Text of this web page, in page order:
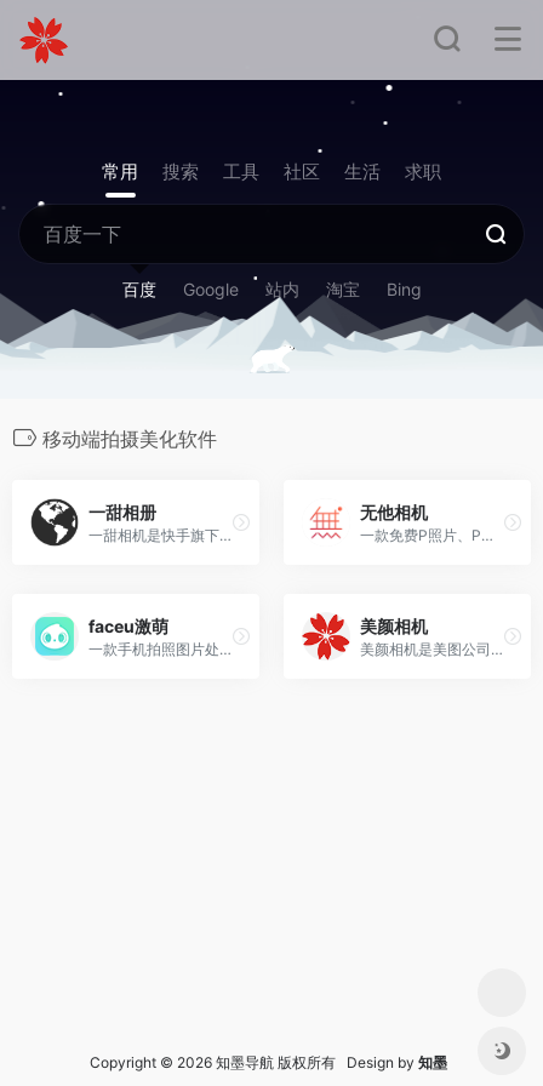
常用 搜索 工具 社区 生活 求职
百度 Google 站内 淘宝 Bing
移动端拍摄美化软件
一甜相册
一甜相机是快手旗下的一款多功能拍摄软件
无他相机
一款免费P照片、P视频的相机软件
faceu激萌
一款手机拍照图片处理软件
美颜相机
美颜相机是美图公司推出的一款自拍相机App。
Copyright © 2026 知墨导航 版权所有 Design by 知墨